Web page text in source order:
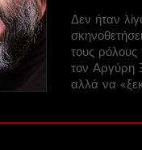
Δεν ήταν
τους
τον Αργύρη
αλλά να